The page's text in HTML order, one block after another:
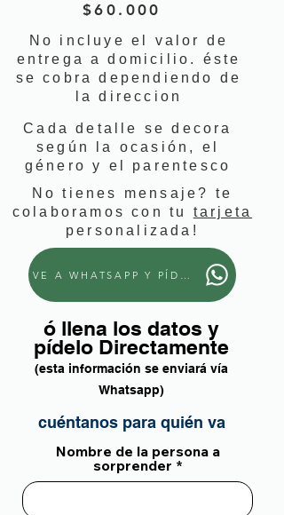
$60.000
No incluye el valor de
entrega a domicilio. éste
se cobra dependiendo de
la direccion
Cada detalle se decora
según la ocasión, el
género y el parentesco
No tienes mensaje? te
colaboramos con tu tarjeta
personalizada!
VE A WHATSAPP Y PÍDELO
ó llena los datos y
pídelo Directamente
(esta información se enviará vía
Whatsapp)
cuéntanos para quién va
Nombre de la persona a
sorprender